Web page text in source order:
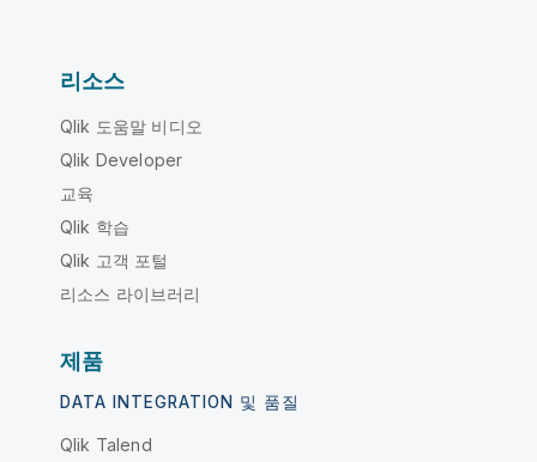
리소스
Qlik 도움말 비디오
Qlik Developer
교육
Qlik 학습
Qlik 고객 포털
리소스 라이브러리
제품
DATA INTEGRATION 및 품질
Qlik Talend